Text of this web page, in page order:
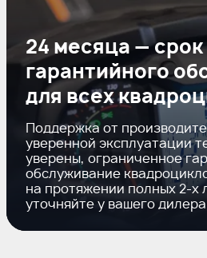
24 месяца — срок
гарантийного
для всех
Поддержка от
уверенной эксплуатации
уверены, ограниченное
обслуживание
на протяжении полных2-х
уточняйте у вашего